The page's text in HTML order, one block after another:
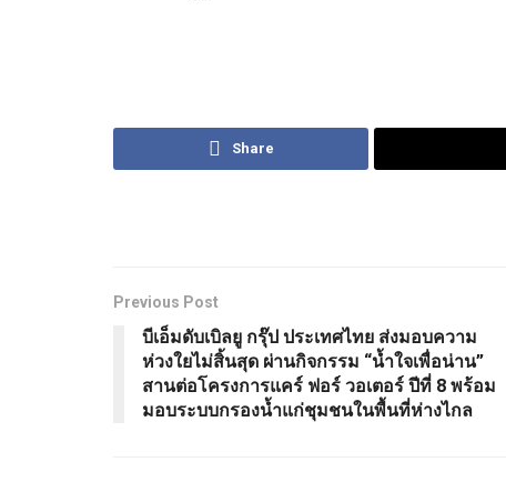
Share
Previous Post
บีเอ็มดับเบิลยู กรุ๊ป ประเทศไทย ส่งมอบความ
ห่วงใยไม่สิ้นสุด ผ่านกิจกรรม “น้ำใจเพื่อน่าน”
สานต่อโครงการแคร์ ฟอร์ วอเตอร์ ปีที่ 8 พร้อม
มอบระบบกรองน้ำแก่ชุมชนในพื้นที่ห่างไกล